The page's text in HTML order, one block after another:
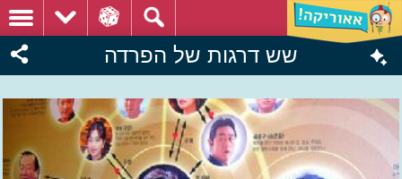
שש דרגות של הפרדה